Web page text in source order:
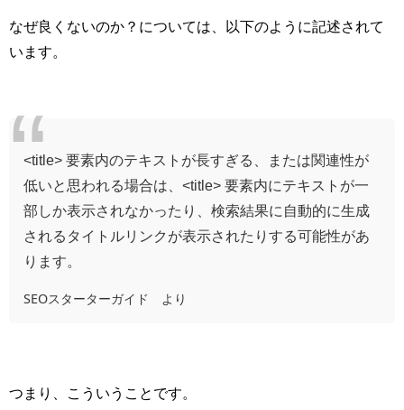
なぜ良くないのか？については、以下のように記述されて
います。
<title> 要素内のテキストが長すぎる、または関連性が
低いと思われる場合は、<title> 要素内にテキストが一
部しか表示されなかったり、検索結果に自動的に生成
されるタイトルリンクが表示されたりする可能性があ
ります。
SEOスターターガイド より
つまり、こういうことです。